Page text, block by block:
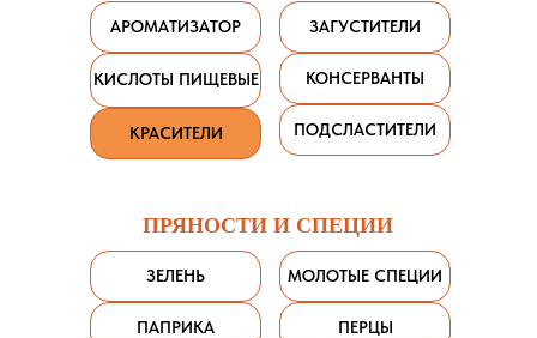
ПРЯНОСТИ И СПЕЦИИ
АРОМАТИЗАТОР
КИСЛОТЫ ПИЩЕВЫЕ КОНСЕРВАНТЫ
КРАСИТЕЛИ ПОДСЛАСТИТЕЛИ
ЗЕЛЕНЬ МОЛОТЫЕ СПЕЦИИ
ПАПРИКА ПЕРЦЫ
ЗАГУСТИТЕЛИ